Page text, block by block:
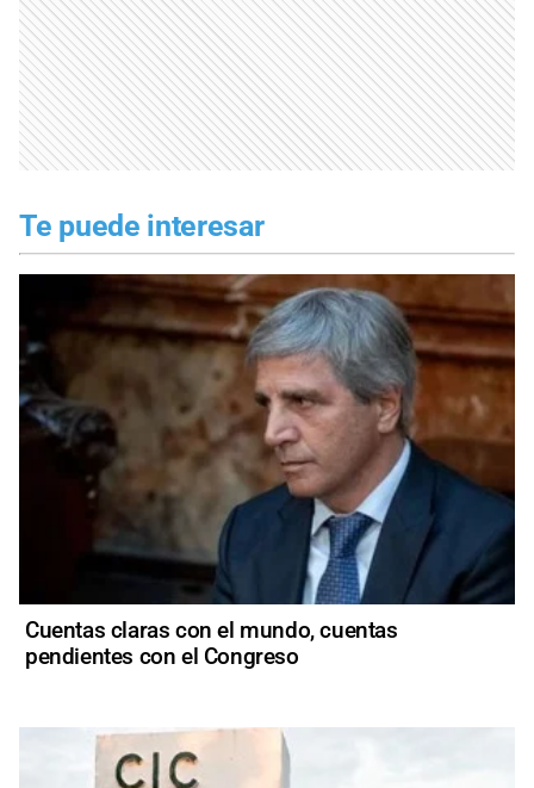
Te puede interesar
Cuentas claras con el mundo, cuentas
pendientes con el Congreso